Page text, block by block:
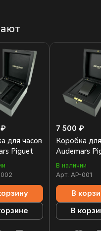
₽
для часов
Piguet
7 500 ₽
Коробка
Audemars
В наличии
Арт. AP-001
В
В